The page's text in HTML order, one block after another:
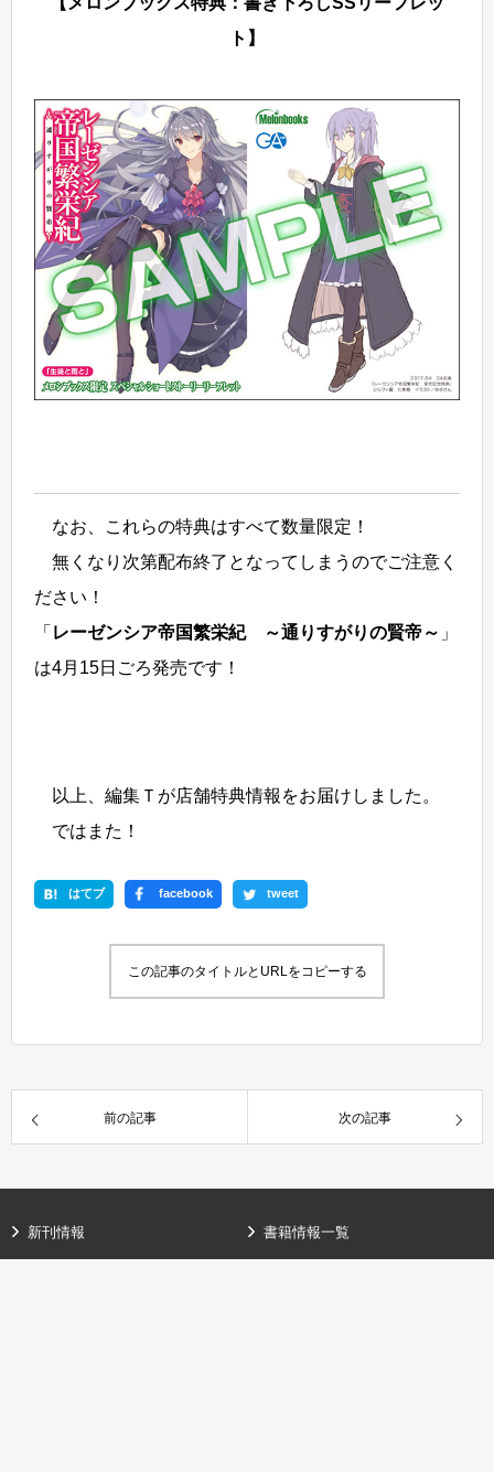
ト】
なお、これらの特典はすべて数量限定！
無くなり次第配布終了となってしまうのでご注意く
ださい！
「 レーゼンシア帝国繁栄紀 ～通りすがりの賢帝～ 」
は4月15日ごろ発売です！
以上、編集Ｔが店舗特典情報をお届けしました。
ではまた！
はてブ facebook tweet
この記事のタイトルとURLをコピーする
前の記事 次の記事
新刊情報 書籍情報一覧